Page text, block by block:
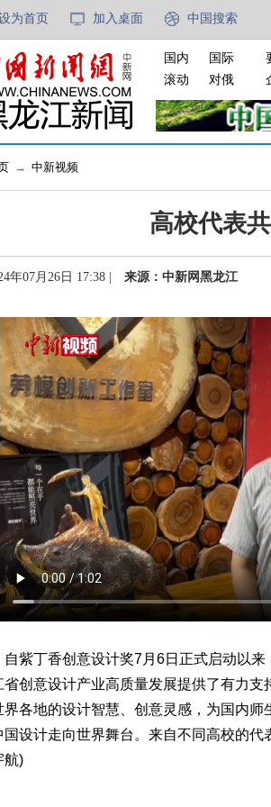
为首页 加入桌面 中国搜索
国内
国际
滚动
对俄
→ 中新视频
高校代表
年07月26日 17:38 | 来源：中新网黑龙江
丁香创意设计奖7月6日正式启动以来
省创意设计产业高质量发展提供了有力
界各地的设计智慧、创意灵感，为国内
国设计走向世界舞台。来自不同高校的
航)